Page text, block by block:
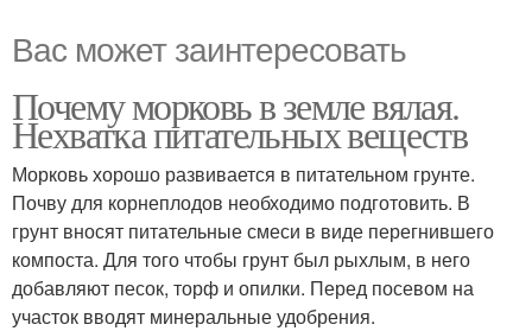
Вас может заинтересовать
Почему морковь в земле вялая.
Нехватка питательных веществ
Морковь хорошо развивается в питательном грунте.
Почву для корнеплодов необходимо подготовить. В
грунт вносят питательные смеси в виде перегнившего
компоста. Для того чтобы грунт был рыхлым, в него
добавляют песок, торф и опилки. Перед посевом на
участок вводят минеральные удобрения.